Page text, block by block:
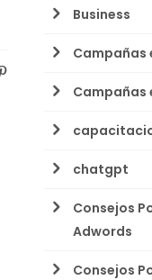
Business
Campañas
Campañas
chatgpt
Consejos
Adwords
Consejos